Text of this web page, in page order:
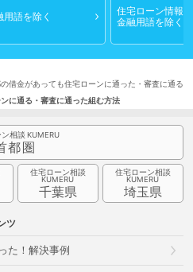
借金があっても住宅ローンに通った・審査に通る
に通る・審査に通った組む方法
用語を除く 住宅ローン情報
金融用語を除く
相談
都圏
住宅ローン相談
千葉県
住宅ローン相談
埼玉県
ツ
た！解決事例